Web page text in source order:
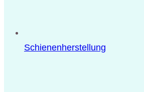
Schienenherstellung